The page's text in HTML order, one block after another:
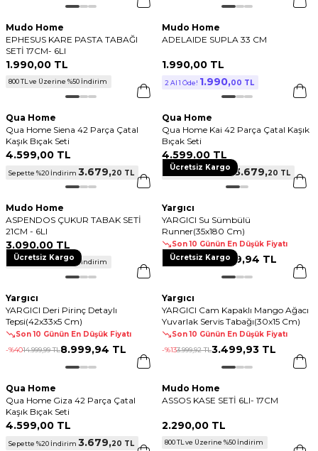
Mudo Home
EPHESUS KARE PASTA TABAĞI
SETİ 17CM- 6LI
1.990,00 TL
800 TL ve Üzerine %50 İndirim
Mudo Home
ADELAIDE SUPLA 33 CM
1.990,00 TL
2 Al 1 Öde! 1.990,00 TL
Qua Home
Qua Home Siena 42 Parça Çatal
Kaşık Bıçak Seti
4.599,00 TL
Sepette %20 İndirim 3.679,20 TL
Qua Home
Qua Home Kai 42 Parça Çatal Kaşık
Bıçak Seti
4.599,00 TL
Sepette %20 İndirim 3.679,20 TL
Mudo Home
ASPENDOS ÇUKUR TABAK SETİ
21CM - 6LI
3.090,00 TL
800 TL ve Üzerine %50 İndirim
Ücretsiz Kargo
Yargıcı
YARGICI Su Sümbülü
Runner(35x180 Cm)
Son 10 Günün En Düşük Fiyatı
252.399,92 TL1.799,94 TL
Ücretsiz Kargo
Yargıcı
YARGICI Deri Pirinç Detaylı
Tepsi(42x33x5 Cm)
Son 10 Günün En Düşük Fiyatı
-%4014.999,99 TL8.999,94 TL
Ücretsiz Kargo
Yargıcı
YARGICI Cam Kapaklı Mango Ağacı
Yuvarlak Servis Tabağı(30x15 Cm)
Son 10 Günün En Düşük Fiyatı
-%133.999,92 TL3.499,93 TL
Qua Home
Qua Home Giza 42 Parça Çatal
Kaşık Bıçak Seti
4.599,00 TL
Sepette %20 İndirim 3.679,20 TL
Mudo Home
ASSOS KASE SETİ 6LI- 17CM
2.290,00 TL
800 TL ve Üzerine %50 İndirim